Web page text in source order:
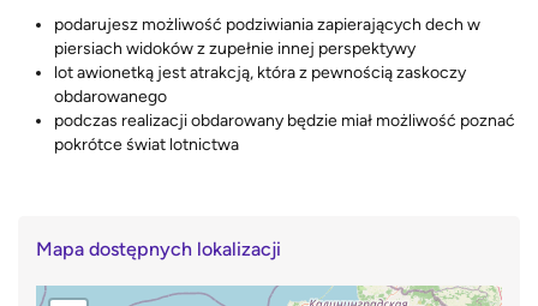
podarujesz możliwość podziwiania zapierających dech w
piersiach widoków z zupełnie innej perspektywy
lot awionetką jest atrakcją, która z pewnością zaskoczy
obdarowanego
podczas realizacji obdarowany będzie miał możliwość poznać
pokrótce świat lotnictwa
Mapa dostępnych lokalizacji